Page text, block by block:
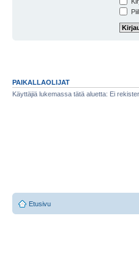
PAIKALLAOLIJAT
Käyttäjiä lukemassa tätä aluetta: Ei
Etusivu